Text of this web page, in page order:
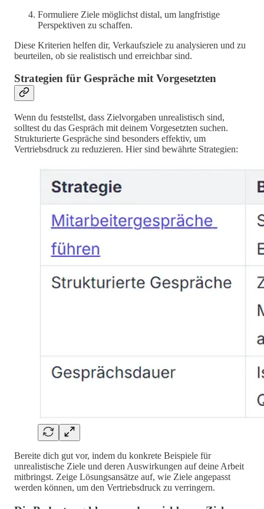
Formuliere Ziele möglichst distal, um langfristige
Perspektiven zu schaffen.
Diese Kriterien helfen dir, Verkaufsziele zu analysieren und zu
beurteilen, ob sie realistisch und erreichbar sind.
Strategien für Gespräche mit Vorgesetzten
Wenn du feststellst, dass Zielvorgaben unrealistisch sind,
solltest du das Gespräch mit deinem Vorgesetzten suchen.
Strukturierte Gespräche sind besonders effektiv, um
Vertriebsdruck zu reduzieren. Hier sind bewährte Strategien:
Bereite dich gut vor, indem du konkrete Beispiele für
unrealistische Ziele und deren Auswirkungen auf deine Arbeit
mitbringst. Zeige Lösungsansätze auf, wie Ziele angepasst
werden können, um den Vertriebsdruck zu verringern.